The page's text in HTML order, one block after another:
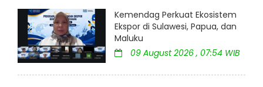
Kemendag Perkuat Ekosistem
Ekspor di Sulawesi, Papua, dan
Maluku
09 August 2026 , 07:54 WIB